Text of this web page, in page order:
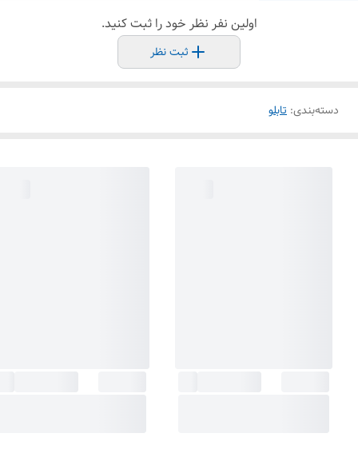
اولین نفر نظر خود را ثبت کنید.
ثبت نظر
دسته‌بندی: تابلو